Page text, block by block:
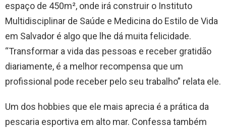
espaço de 450m², onde irá construir o Instituto
Multidisciplinar de Saúde e Medicina do Estilo de Vida
em Salvador é algo que lhe dá muita felicidade.
“Transformar a vida das pessoas e receber gratidão
diariamente, é a melhor recompensa que um
profissional pode receber pelo seu trabalho” relata ele.​​
​Um dos hobbies que ele mais aprecia é a prática da
pescaria esportiva em alto mar. Confessa também